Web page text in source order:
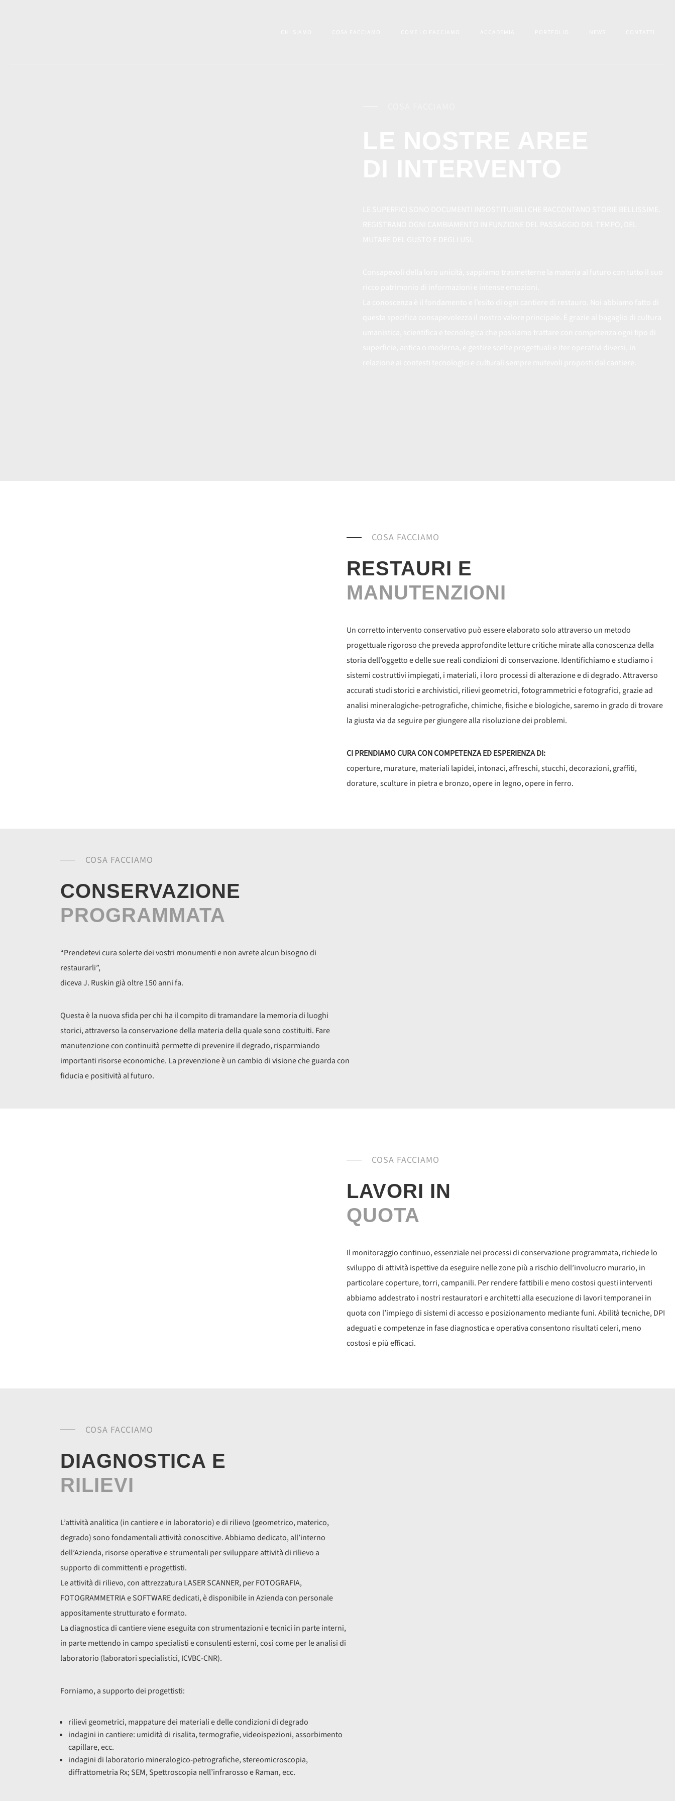
COSA FACCIAMO
RESTAURI E
MANUTENZIONI
Un corretto intervento conservativo può essere elaborato solo attraverso un metodo
progettuale rigoroso che preveda approfondite letture critiche mirate alla conoscenza della
storia dell’oggetto e delle sue reali condizioni di conservazione. Identifichiamo e studiamo i
sistemi costruttivi impiegati, i materiali, i loro processi di alterazione e di degrado. Attraverso
accurati studi storici e archivistici, rilievi geometrici, fotogrammetrici e fotografici, grazie ad
analisi mineralogiche-petrografiche, chimiche, fisiche e biologiche, saremo in grado di trovare
la giusta via da seguire per giungere alla risoluzione dei problemi.
CI PRENDIAMO CURA CON COMPETENZA ED ESPERIENZA DI:
coperture, murature, materiali lapidei, intonaci,affreschi, stucchi, decorazioni, graffiti,
dorature,sculture in pietra e bronzo, opere in legno, opere in ferro.
COSA FACCIAMO
CONSERVAZIONE
PROGRAMMATA
“Prendetevi cura solerte dei vostri monumenti e non avrete alcun bisogno di
restaurarli”,
diceva J. Ruskin già oltre 150 anni fa.
Questa è la nuova sfida per chi ha il compito di tramandare la memoria di luoghi
storici, attraverso la conservazione della materia della quale sono costituiti. Fare
manutenzione con continuità permette di prevenire il degrado, risparmiando
importanti risorse economiche. La prevenzione è un cambio di visione che guarda con
fiducia e positività al futuro.
COSA FACCIAMO
LAVORI IN
QUOTA
Il monitoraggio continuo, essenziale nei processi di conservazione programmata, richiede lo
sviluppo di attività ispettive da eseguire nelle zone più a rischio dell’involucro murario, in
particolare coperture, torri, campanili. Per rendere fattibili e meno costosi questi interventi
abbiamo addestrato i nostri restauratori e architetti alla esecuzione di lavori temporanei in
quota con l’impiego di sistemi di accesso e posizionamento mediante funi. Abilità tecniche, DPI
adeguati e competenze in fase diagnostica e operativa consentono risultati celeri, meno
costosi e più efficaci.
COSA FACCIAMO
DIAGNOSTICA E
RILIEVI
L’attività analitica (in cantiere e in laboratorio) e di rilievo (geometrico, materico,
degrado) sono fondamentali attività conoscitive. Abbiamo dedicato, all’interno
dell’Azienda, risorse operative e strumentali per sviluppare attività di rilievo a
supporto di committenti e progettisti.
Le attività di rilievo, con attrezzatura LASER SCANNER, per FOTOGRAFIA,
FOTOGRAMMETRIA e SOFTWARE dedicati, è disponibile in Azienda con personale
appositamente strutturato e formato.
La diagnostica di cantiere viene eseguita con strumentazioni e tecnici in parte interni,
in parte mettendo in campo specialisti e consulenti esterni, così come per le analisi di
laboratorio (laboratori specialistici, ICVBC-CNR).
Forniamo, a supporto dei progettisti:
rilievi geometrici, mappature dei materiali e delle condizioni di degrado
indagini in cantiere: umidità di risalita, termografie, videoispezioni, assorbimento
capillare, ecc.
indagini di laboratorio mineralogico-petrografiche, stereomicroscopia,
diffrattometria Rx; SEM, Spettroscopia nell’infrarosso e Raman, ecc.